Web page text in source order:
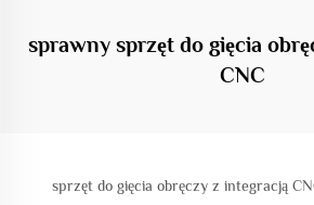
sprawny sprzęt do gięcia
CNC
sprzęt do gięcia obręczy z integracją